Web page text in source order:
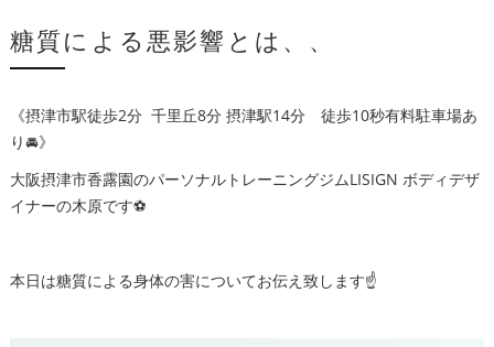
糖質による悪影響とは、、
《摂津市駅徒歩2分 千里丘8分 摂津駅14分 徒歩10秒有料駐車場あ
り🚘》
大阪摂津市香露園のパーソナルトレーニングジムLISIGN ボディデザ
イナーの木原です⚽️
本日は糖質による身体の害についてお伝え致します☝️